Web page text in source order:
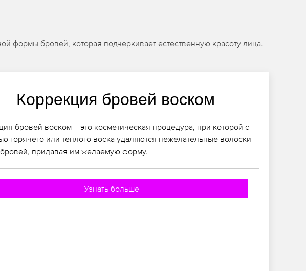
формы бровей, которая подчеркивает естественную красоту лица.
Коррекция бровей воском
бровей воском – это косметическая процедура, при которой с
горячего или теплого воска удаляются нежелательные волоски
бровей, придавая им желаемую форму.
Узнать больше